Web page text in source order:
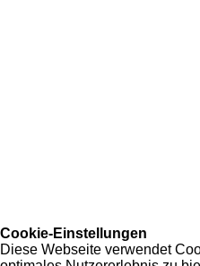
Cookie-Einstellungen
Diese Webseite verwendet